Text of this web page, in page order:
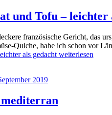
und Tofu – leichter
französische Gericht, das
Quiche, habe ich schon vor
als gedacht weiterlesen
2019